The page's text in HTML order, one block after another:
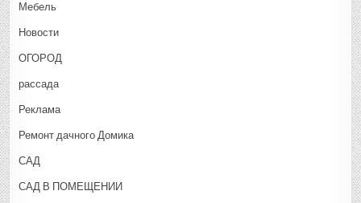
Мебель
Новости
ОГОРОД
рассада
Реклама
Ремонт дачного Домика
САД
САД В ПОМЕЩЕНИИ